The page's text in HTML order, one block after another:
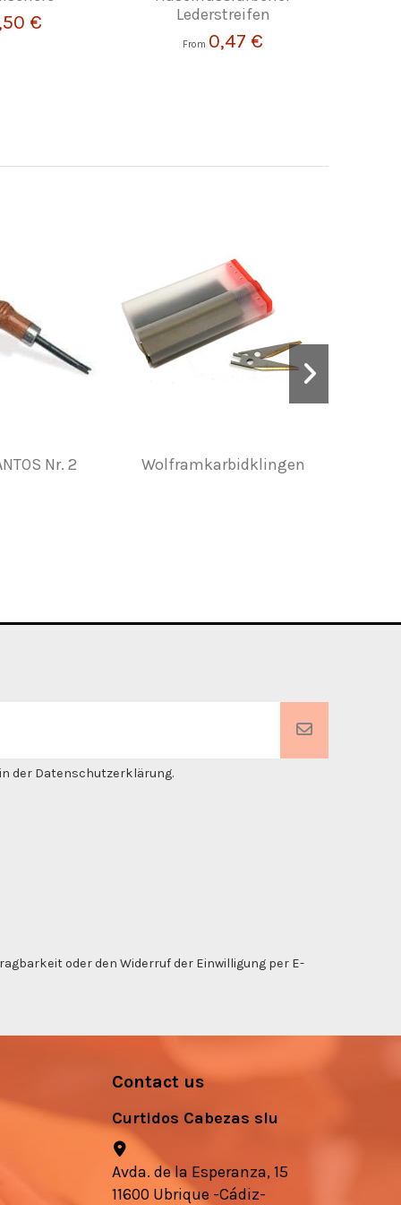
€
Lederstreifen
From 0,47 €
Nr. 2 Wolframkarbidklingen
der Datenschutzerklärung.
oder den Widerruf der Einwilligung per E-
Contact us
Curtidos Cabezas slu
Avda. de la Esperanza, 15
11600 Ubrique -Cádiz-